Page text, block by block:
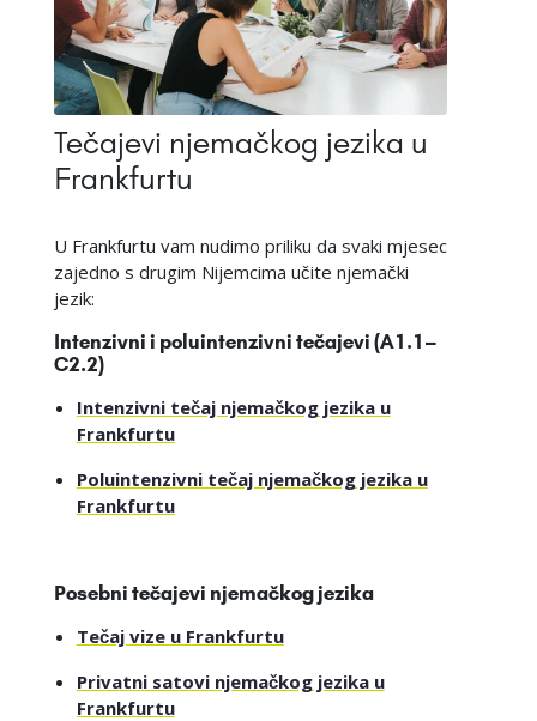
Tečajevi njemačkog jezika u
Frankfurtu
U Frankfurtu vam nudimo priliku da svaki mjesec
zajedno s drugim Nijemcima učite njemački
jezik:
Intenzivni i poluintenzivni tečajevi (A1.1–
C2.2)
Intenzivni tečaj njemačkog jezika u
Frankfurtu
Poluintenzivni tečaj njemačkog jezika u
Frankfurtu
Posebni tečajevi njemačkog jezika
Tečaj vize u Frankfurtu
Privatni satovi njemačkog jezika u
Frankfurtu